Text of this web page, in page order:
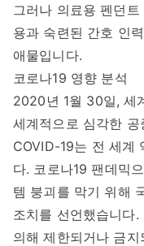
그러나 의료용 펜던
용과 숙련된 간호 인
애물입니다.
코로나19 영향 분석
2020년 1월 30일, 세
세계적으로 심각한
COVID-19는 전 세계
다. 코로나19 팬데믹
템 붕괴를 막기 위해
조치를 선언했습니다
의해 제한되거나 금